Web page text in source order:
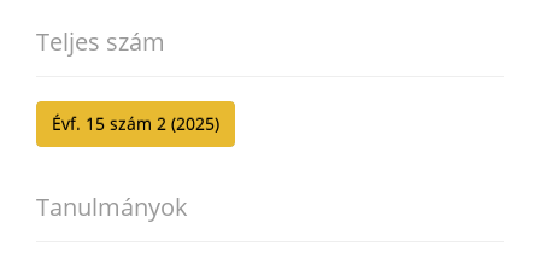
Teljes szám
Évf. 15 szám 2 (2025)
Tanulmányok